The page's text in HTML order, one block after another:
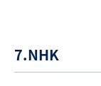
7.NHK